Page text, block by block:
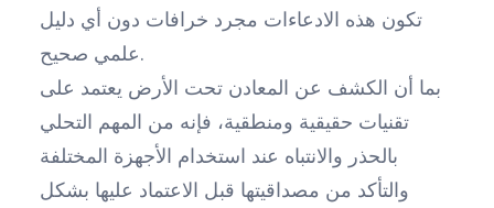
تكون هذه الادعاءات مجرد خرافات دون أي دليل
علمي صحيح.
بما أن الكشف عن المعادن تحت الأرض يعتمد على
تقنيات حقيقية ومنطقية، فإنه من المهم التحلي
بالحذر والانتباه عند استخدام الأجهزة المختلفة
والتأكد من مصداقيتها قبل الاعتماد عليها بشكل